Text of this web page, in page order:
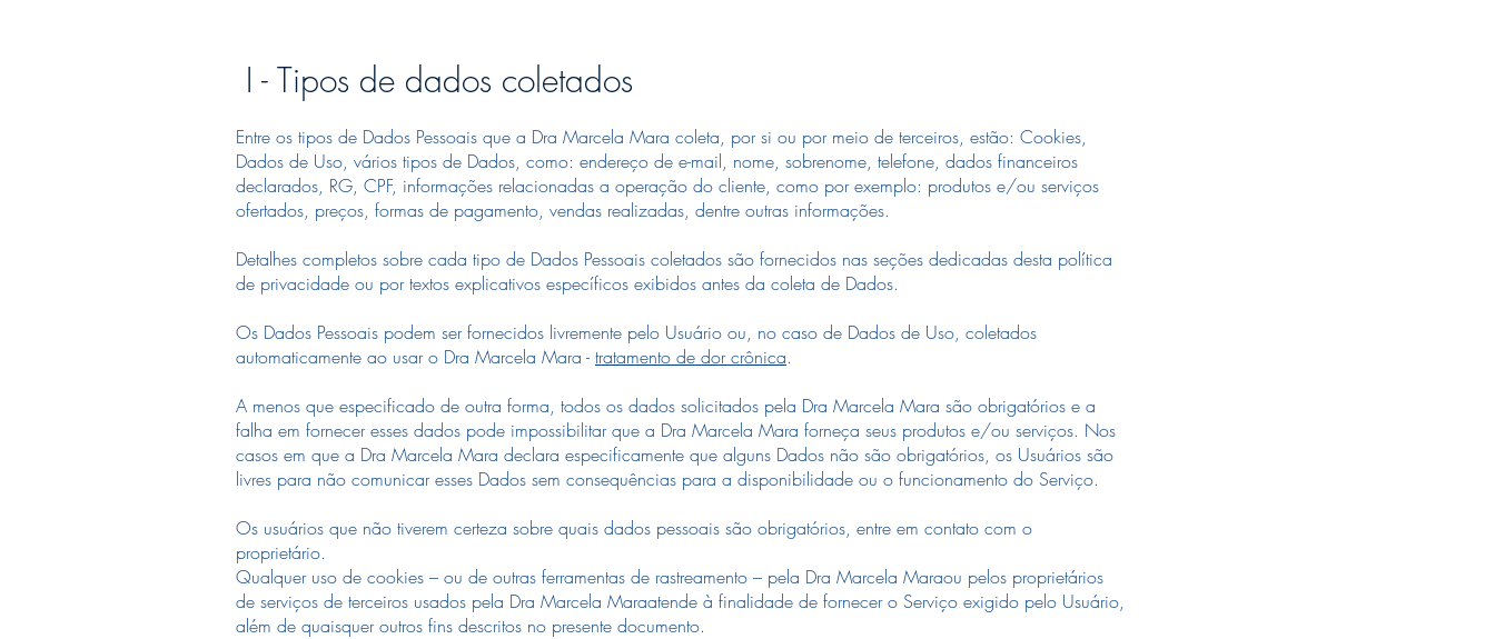
I - Tipos de dados coletados
Entre os tipos de Dados Pessoais que a Dra Marcela Mara coleta, por si ou por meio de terceiros, estão: Cookies,
Dados de Uso, vários tipos de Dados, como: endereço de e-mail, nome, sobrenome, telefone, dados financeiros
declarados, RG, CPF, informações relacionadas a operação do cliente, como por exemplo: produtos e/ou serviços
ofertados, preços, formas de pagamento, vendas realizadas, dentre outras informações.
​Detalhes completos sobre cada tipo de Dados Pessoais coletados são fornecidos nas seções dedicadas desta política
de privacidade ou por textos explicativos específicos exibidos antes da coleta de Dados.
​Os Dados Pessoais podem ser fornecidos livremente pelo Usuário ou, no caso de Dados de Uso, coletados
automaticamente ao usar o Dra Marcela Mara - tratamento de dor crônica.
​A menos que especificado de outra forma, todos os dados solicitados pela Dra Marcela Mara são obrigatórios e a
falha em fornecer esses dados pode impossibilitar que a Dra Marcela Mara forneça seus produtos e/ou serviços. Nos
casos em que a Dra Marcela Mara declara especificamente que alguns Dados não são obrigatórios, os Usuários são
livres para não comunicar esses Dados sem consequências para a disponibilidade ou o funcionamento do Serviço.
​Os usuários que não tiverem certeza sobre quais dados pessoais são obrigatórios, entre em contato com o
proprietário.
Qualquer uso de cookies – ou de outras ferramentas de rastreamento – pela Dra Marcela Maraou pelos proprietários
de serviços de terceiros usados ​​pela Dra Marcela Maraatende à finalidade de fornecer o Serviço exigido pelo Usuário,
além de quaisquer outros fins descritos no presente documento.